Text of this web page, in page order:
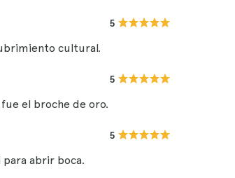
5
cultural.
5
el broche de oro.
5
abrir boca.